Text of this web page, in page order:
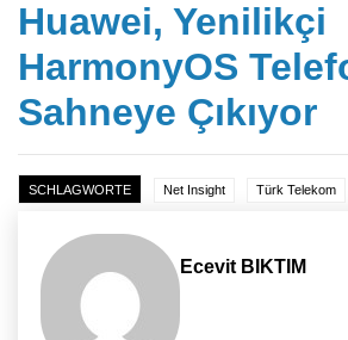
Huawei, Yenilikçi
HarmonyOS
Sahneye Çıkıyor
SCHLAGWORTE Net Insight Türk Telekom
Ecevit BIKTIM